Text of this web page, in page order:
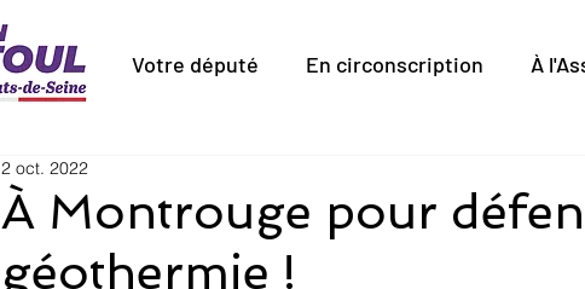
Votre député En circonscription À
À Montrouge pour
géothermie !
2 oct. 2022